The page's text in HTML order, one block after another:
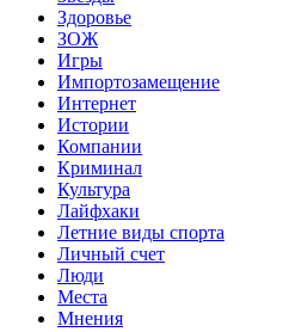
Здоровье
ЗОЖ
Игры
Импортозамещение
Интернет
Истории
Компании
Криминал
Культура
Лайфхаки
Летние виды спорта
Личный счет
Люди
Места
Мнения